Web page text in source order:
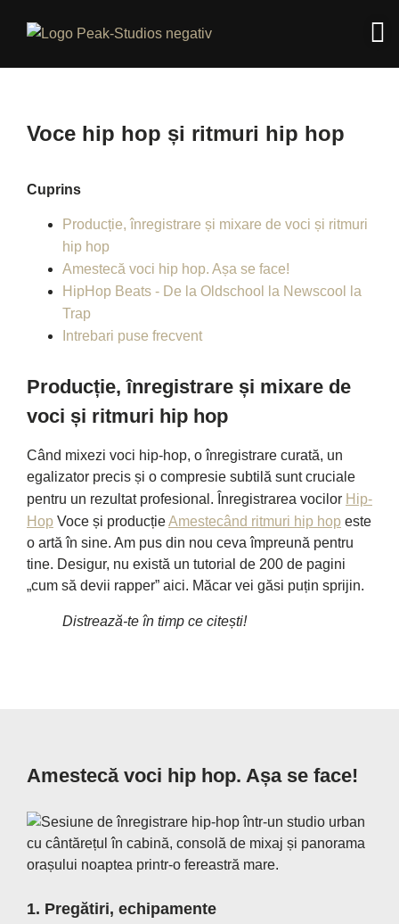
Voce hip hop și ritmuri hip hop
Cuprins
Producție, înregistrare și mixare de voci și ritmuri
hip hop
Amestecă voci hip hop. Așa se face!
HipHop Beats - De la Oldschool la Newscool la
Trap
Intrebari puse frecvent
Producție, înregistrare și mixare de
voci și ritmuri hip hop
Când mixezi voci hip-hop, o înregistrare curată, un
egalizator precis și o compresie subtilă sunt cruciale
pentru un rezultat profesional. Înregistrarea vocilor Hip-
Hop Voce și producțieAmestecând ritmuri hip hop este
o artă în sine. Am pus din nou ceva împreună pentru
tine. Desigur, nu există un tutorial de 200 de pagini
„cum să devii rapper” aici. Măcar vei găsi puțin sprijin.
Distrează-te în timp ce citești!
Amestecă voci hip hop. Așa se face!
1. Pregătiri, echipamente